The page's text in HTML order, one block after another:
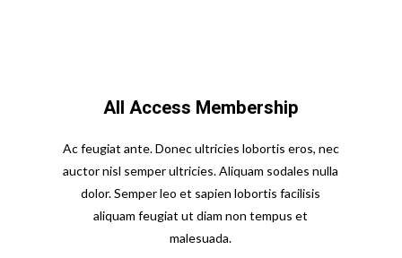
All Access Membership
Ac feugiat ante. Donec ultricies lobortis eros, nec
auctor nisl semper ultricies. Aliquam sodales nulla
dolor. Semper leo et sapien lobortis facilisis
aliquam feugiat ut diam non tempus et
malesuada.